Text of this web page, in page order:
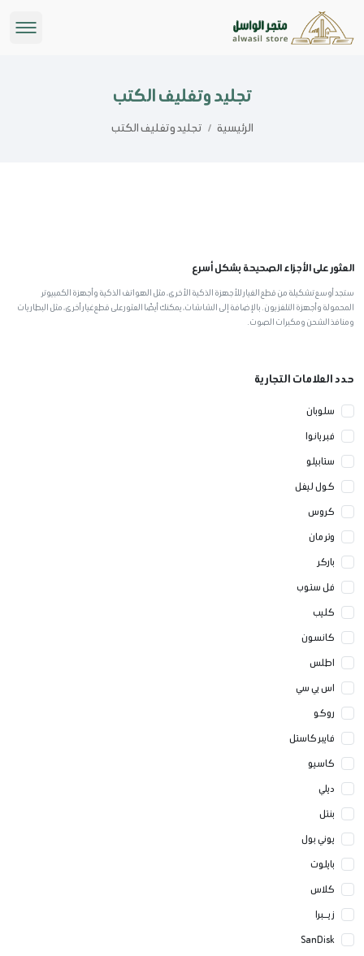
تجليد وتغليف الكتب
الرئيسية / تجليد وتغليف الكتب
العثور على الأجزاء الصحيحة بشكل أسرع
ستجد أوسع تشكيلة من قطع الغيار للأجهزة الذكية الأخرى، مثل الهواتف الذكية وأجهزة الكمبيوتر
المحمولة وأجهزة التلفزيون. بالإضافة إلى الشاشات، يمكنك أيضًا العثور على قطع غيار أخرى، مثل البطاريات
ومنافذ الشحن ومكبرات الصوت.
حدد العلامات التجارية
سلوبان
فبريانوا
ستابيلو
كول ليفل
كروس
وتر مان
باركر
فل ستوب
كليب
كانسون
اطلس
اس بي سي
روكو
فايبر كاستل
كاسيو
ديلي
بنتل
يوني بول
بايلوت
كلاس
زيــبرا
SanDisk